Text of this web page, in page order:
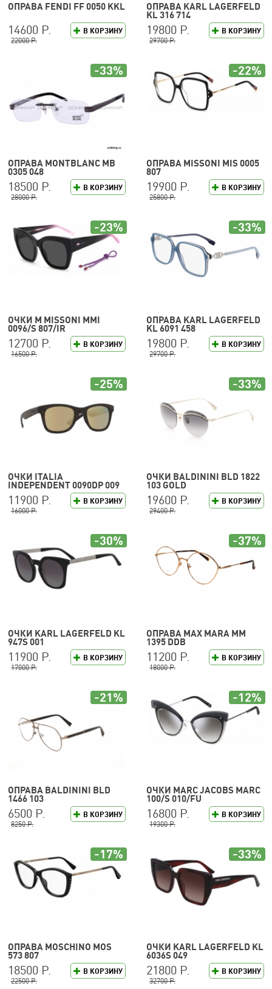
ОПРАВА FENDI FF 0050 KKL
В КОРЗИНУ
14600 Р.
22000 Р.
ОПРАВА KARL LAGERFELD
KL 316 714
В КОРЗИНУ
19800 Р.
29700 Р.
ОПРАВА MONTBLANC MB
0305 048
В КОРЗИНУ
18500 Р.
28000 Р.
-33%
ОПРАВА MISSONI MIS 0005
807
В КОРЗИНУ
19900 Р.
25800 Р.
-22%
ОЧКИ M MISSONI MMI
0096/S 807/IR
В КОРЗИНУ
12700 Р.
16500 Р.
-23%
ОПРАВА KARL LAGERFELD
KL 6091 458
В КОРЗИНУ
19800 Р.
29700 Р.
-33%
ОЧКИ ITALIA
INDEPENDENT 0090DP 009
120
В КОРЗИНУ
11900 Р.
16000 Р.
-25%
ОЧКИ BALDININI BLD 1822
103 GOLD
В КОРЗИНУ
19600 Р.
29400 Р.
-33%
ОЧКИ KARL LAGERFELD KL
947S 001
В КОРЗИНУ
11900 Р.
17000 Р.
-30%
ОПРАВА MAX MARA MM
1395 DDB
В КОРЗИНУ
11200 Р.
18000 Р.
-37%
ОПРАВА BALDININI BLD
1466 103
В КОРЗИНУ
6500 Р.
8250 Р.
-21%
ОЧКИ MARC JACOBS MARC
100/S 010/FU
В КОРЗИНУ
16800 Р.
19300 Р.
-12%
ОПРАВА MOSCHINO MOS
573 807
В КОРЗИНУ
18500 Р.
22500 Р.
-17%
ОЧКИ KARL LAGERFELD KL
6036S 049
В КОРЗИНУ
21800 Р.
32700 Р.
-33%